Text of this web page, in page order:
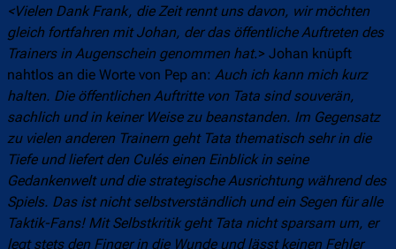
<Vielen Dank Frank, die Zeit rennt uns davon, wir möchten
gleich fortfahren mit Johan, der das öffentliche Auftreten des
Trainers in Augenschein genommen hat.> Johan knüpft
nahtlos an die Worte von Pep an: Auch ich kann mich kurz
halten. Die öffentlichen Auftritte von Tata sind souverän,
sachlich und in keiner Weise zu beanstanden. Im Gegensatz
zu vielen anderen Trainern geht Tata thematisch sehr in die
Tiefe und liefert den Culés einen Einblick in seine
Gedankenwelt und die strategische Ausrichtung während des
Spiels. Das ist nicht selbstverständlich und ein Segen für alle
Taktik-Fans! Mit Selbstkritik geht Tata nicht sparsam um, er
legt stets den Finger in die Wunde und lässt keinen Fehler